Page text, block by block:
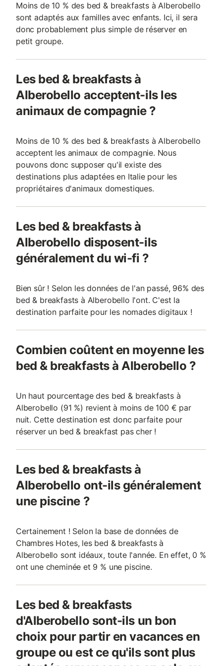
Moins de 10 % des bed & breakfasts à Alberobello
sont adaptés aux familles avec enfants. Ici, il sera
donc probablement plus simple de réserver en
petit groupe.
Les bed & breakfasts à
Alberobello acceptent-ils les
animaux de compagnie ?
Moins de 10 % des bed & breakfasts à Alberobello
acceptent les animaux de compagnie. Nous
pouvons donc supposer qu'il existe des
destinations plus adaptées en Italie pour les
propriétaires d'animaux domestiques.
Les bed & breakfasts à
Alberobello disposent-ils
généralement du wi-fi ?
Bien sûr ! Selon les données de l'an passé, 96% des
bed & breakfasts à Alberobello l'ont. C'est la
destination parfaite pour les nomades digitaux !
Combien coûtent en moyenne les
bed & breakfasts à Alberobello ?
Un haut pourcentage des bed & breakfasts à
Alberobello (91 %) revient à moins de 100 € par
nuit. Cette destination est donc parfaite pour
réserver un bed & breakfast pas cher !
Les bed & breakfasts à
Alberobello ont-ils généralement
une piscine ?
Certainement ! Selon la base de données de
Chambres Hotes, les bed & breakfasts à
Alberobello sont idéaux, toute l'année. En effet, 0 %
ont une cheminée et 9 % une piscine.
Les bed & breakfasts
d'Alberobello sont-ils un bon
choix pour partir en vacances en
groupe ou est ce qu'ils sont plus